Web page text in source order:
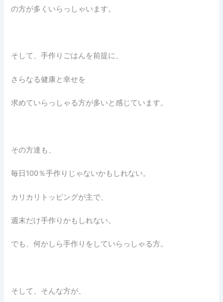
の方が多くいらっしゃいます。
そして、手作りごはんを前提に、
さらなる健康と幸せを
求めていらっしゃる方が多いと感じています。
その方達も、
毎日100％手作りじゃないかもしれない。
カリカリトッピングが主で、
週末だけ手作りかもしれない。
でも、何かしら手作りをしていらっしゃる方。
そして、そんな方が、